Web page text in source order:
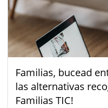
Familias, bucead
las alternativas
Familias TIC!